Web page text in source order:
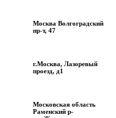
Москва Волгоградский
пр-т, 47
г.Москва, Лазоревый
проезд, д1
Московская область
Раменский р-